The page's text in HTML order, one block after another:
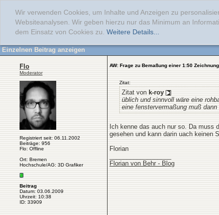
Wir verwenden Cookies, um Inhalte und Anzeigen zu
Websiteanalysen. Wir geben hierzu nur das Minimum an
dem Einsatz von Cookies zu. Weitere Details...
Einzelnen Beitrag anzeigen
Flo
Moderator
Registriert seit: 06.11.2002
Beiträge: 956
Flo: Offline
Ort: Bremen
Hochschule/AG: 3D Grafiker
Beitrag
Datum: 03.06.2009
Uhrzeit: 10:38
ID: 33909
AW: Frage zu Bemaßung einer 1:50 Zeichnung
Zitat:
Zitat von k-roy
üblich und sinnvoll wäre eine
eine fenstervermaßung muß
Ich kenne das auch nur so. Da muss
gesehen und kann darin uach keinen
Florian
Florian von Behr - Blog